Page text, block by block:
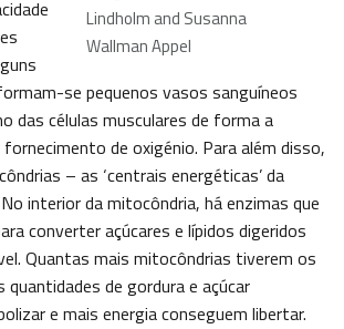
Lindholm and Susanna
Wallman Appel
se pequenos vasos sanguíneos
das células musculares de forma a
de oxigénio. Para além disso,
– as ‘centrais energéticas’ da
interior da mitocôndria, há enzimas que
converter açúcares e lípidos digeridos
Quantas mais mitocôndrias tiverem os
quantidades de gordura e açúcar
e mais energia conseguem libertar.